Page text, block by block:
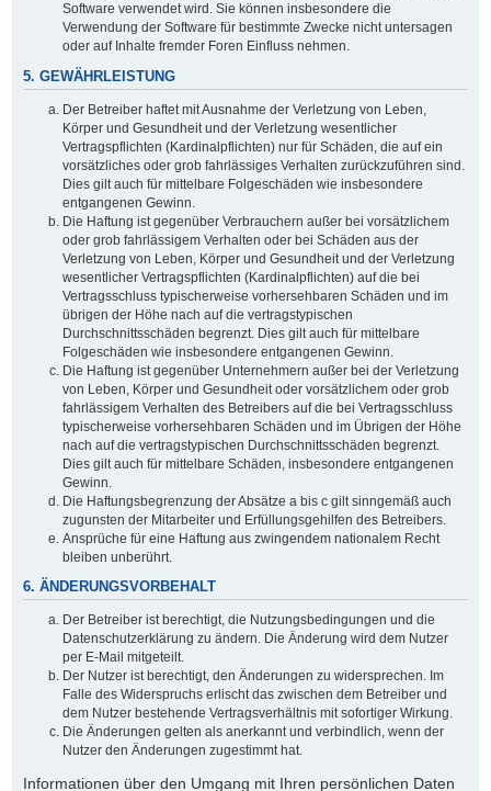
Software verwendet wird. Sie können insbesondere die
Verwendung der Software für bestimmte Zwecke nicht untersagen
oder auf Inhalte fremder Foren Einfluss nehmen.
5. GEWÄHRLEISTUNG
Der Betreiber haftet mit Ausnahme der Verletzung von Leben,
Körper und Gesundheit und der Verletzung wesentlicher
Vertragspflichten (Kardinalpflichten) nur für Schäden, die auf ein
vorsätzliches oder grob fahrlässiges Verhalten zurückzuführen sind.
Dies gilt auch für mittelbare Folgeschäden wie insbesondere
entgangenen Gewinn.
Die Haftung ist gegenüber Verbrauchern außer bei vorsätzlichem
oder grob fahrlässigem Verhalten oder bei Schäden aus der
Verletzung von Leben, Körper und Gesundheit und der Verletzung
wesentlicher Vertragspflichten (Kardinalpflichten) auf die bei
Vertragsschluss typischerweise vorhersehbaren Schäden und im
übrigen der Höhe nach auf die vertragstypischen
Durchschnittsschäden begrenzt. Dies gilt auch für mittelbare
Folgeschäden wie insbesondere entgangenen Gewinn.
Die Haftung ist gegenüber Unternehmern außer bei der Verletzung
von Leben, Körper und Gesundheit oder vorsätzlichem oder grob
fahrlässigem Verhalten des Betreibers auf die bei Vertragsschluss
typischerweise vorhersehbaren Schäden und im Übrigen der Höhe
nach auf die vertragstypischen Durchschnittsschäden begrenzt.
Dies gilt auch für mittelbare Schäden, insbesondere entgangenen
Gewinn.
Die Haftungsbegrenzung der Absätze a bis c gilt sinngemäß auch
zugunsten der Mitarbeiter und Erfüllungsgehilfen des Betreibers.
Ansprüche für eine Haftung aus zwingendem nationalem Recht
bleiben unberührt.
6. ÄNDERUNGSVORBEHALT
Der Betreiber ist berechtigt, die Nutzungsbedingungen und die
Datenschutzerklärung zu ändern. Die Änderung wird dem Nutzer
per E-Mail mitgeteilt.
Der Nutzer ist berechtigt, den Änderungen zu widersprechen. Im
Falle des Widerspruchs erlischt das zwischen dem Betreiber und
dem Nutzer bestehende Vertragsverhältnis mit sofortiger Wirkung.
Die Änderungen gelten als anerkannt und verbindlich, wenn der
Nutzer den Änderungen zugestimmt hat.
Informationen über den Umgang mit Ihren persönlichen Daten